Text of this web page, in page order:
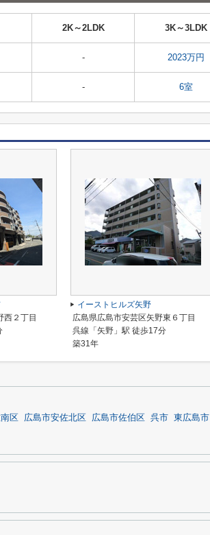
2K～2LDK 3K～3LDK
- 2023万円
- 6室
西２丁目
イーストヒルズ矢野
広島県広島市安芸区矢野東６丁目
呉線「矢野」駅 徒歩17分
築31年
区 広島市安佐北区 広島市佐伯区 呉市 東広島市